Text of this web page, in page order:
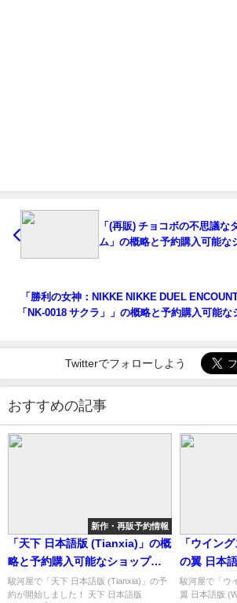
「(再販) チョコボの不思議な
ム」の概略と予約購入可能な
「勝利の女神：NIKKE NIKKE DUEL
「NK-0018 サクラ」」の概略と予約購入可能な
Twitterでフォローしよう
おすすめの記事
新作・再販予約情報
「天下 日本語版 (Tianxia)」の概
略と予約購入可能なショップ紹
介！
駿河屋で「天下 日本語版 (Tianxia)」の予
約が開始しました！ 天下 日本語版
「ウイン
の翼 日本
Americas
と予約購入
駿河屋で「ウ
翼 日本語版